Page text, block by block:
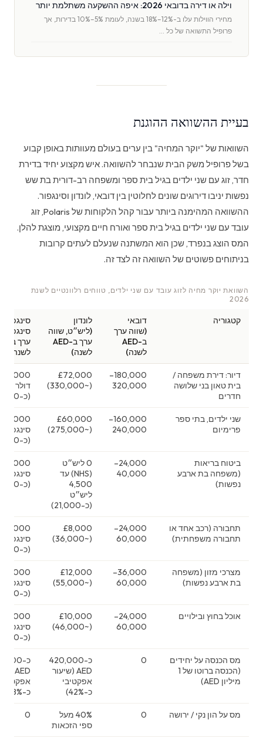
וילה או דירה בדובאי 2026: איפה ההשקעה משתלמת יותר
מחירי הווילות עלו ב-12%–18% בשנה, לעומת 5%–10% בדירות, אך
פרופיל התשואה של כל …
בעיית ההשוואה ההוגנת
השוואות של "יוקר המחיה" בין ערים בעולם מעוותות באופן קבוע
בשל פרופיל משק הבית שנבחר להשוואה. איש מקצוע יחיד בדירת
חדר, זוג עם שני ילדים בגיל בית ספר ומשפחה רב-דורית בת שש
נפשות יניבו דירוגים שונים לחלוטין בין דובאי, לונדון וסינגפור.
ההשוואה המהימנה ביותר עבור קהל הלקוחות של Polaris, זוג
עובד עם שני ילדים בגיל בית ספר ואורח חיים מקצועי, מוצגת להלן.
המס הוצג בנפרד, שכן הוא המשתנה שנעלם לעתים קרובות
בניתוחים פשוטים של השוואה זה לצד זה.
השוואת יוקר מחיה לזוג עובד עם שני ילדים, טווחים רלוונטיים לשנת
2026
קטגוריה
דובאי
(שווה ערך
ב-AED
לשנה)
לונדון
(ליש״ט, שווה
ערך ב-AED
לשנה)
סינגפור
לשנה)
דיור: דירת משפחה /
בית טאון בני שלושה
חדרים
180,000–
320,000
£72,000
(~330,000)
דולר
(כ-290,000)
שני ילדים, בתי ספר
פרימיום
160,000–
240,000
£60,000
(~275,000)
סינגפורי
(כ-215,000)
ביטוח בריאות
(משפחה בת ארבע
נפשות)
24,000–
40,000
0 ליש״ט
(NHS) עד
4,500
ליש״ט
(כ-21,000)
סינגפורי
(כ-21,500)
תחבורה (רכב אחד או
תחבורה משפחתית)
24,000–
60,000
£8,000
(~36,000)
סינגפורי
(כ-59,000)
מצרכי מזון (משפחה
בת ארבע נפשות)
36,000–
60,000
£12,000
(~55,000)
סינגפורי
(כ-48,000)
אוכל בחוץ ובילויים
24,000–
60,000
£10,000
(~46,000)
סינגפורי
(כ-32,000)
מס הכנסה על יחידים
(הכנסה ברוטו של 1
מיליון AED)
0
כ-420,000
AED (שיעור
אפקטיבי
כ-42%)
כ-
אפקטיבי
כ-18%)
מס על הון נקי / ירושה 0
40% מעל
ספי הזכאות
0